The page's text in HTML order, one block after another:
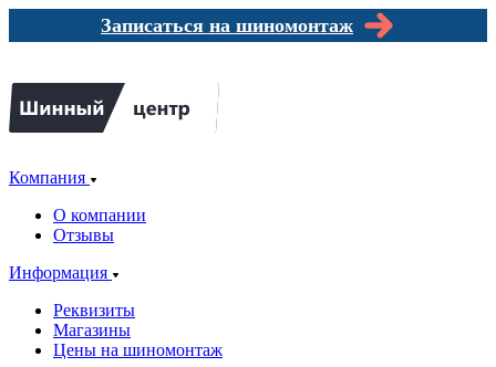
Записаться на шиномонтаж
Компания
О компании
Отзывы
Информация
Реквизиты
Магазины
Цены на шиномонтаж